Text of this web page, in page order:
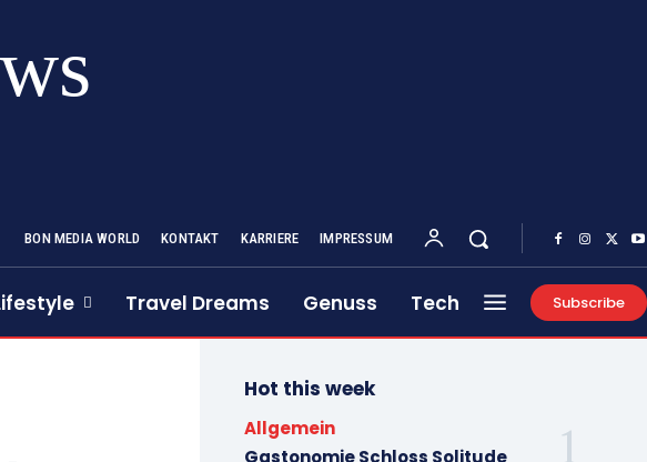
BON MEDIA WORLD KONTAKT KARRIERE IMPRESSUM
Travel Dreams Genuss Tech Subscribe
Hot this week
Allgemein
Gastonomie Schloss Solitude